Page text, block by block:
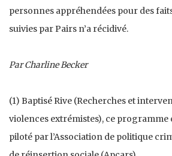
personnes appréhendées pour des
suivies par Pairs n’a récidivé.
Par Charline Becker
(1) Baptisé Rive (Recherches et
violences extrémistes), ce
piloté par l’Association de politique